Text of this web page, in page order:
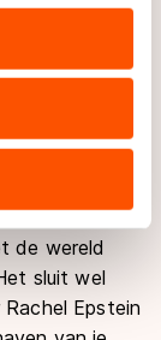
over
hen heeft
services.
aan
geen
de GDPR.
deze
cookiebeleid
hoe het
ter
is niet
hoek. En
hoeft te zijn
de wereld
sluit wel
Epstein